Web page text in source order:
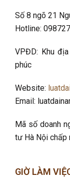
Số 8 ngõ 21
Hotline:
VPĐD: Khu
phúc
Website:
Email:
Mã số doanh
tư Hà Nội chấp
GIỜ LÀM